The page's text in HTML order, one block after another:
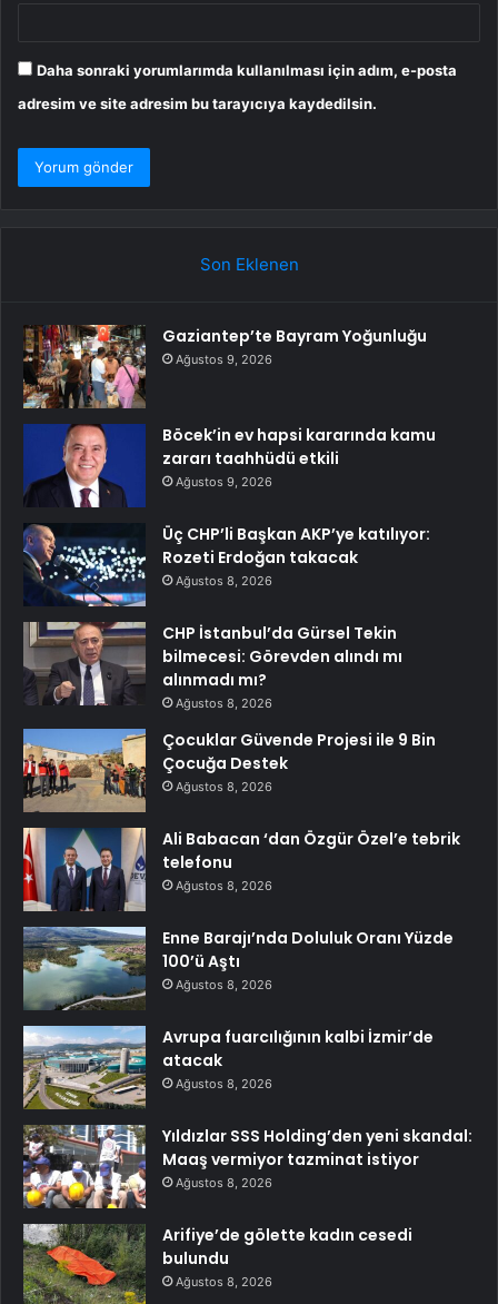
Daha sonraki yorumlarımda kullanılması için adım, e-posta
adresim ve site adresim bu tarayıcıya kaydedilsin.
Son Eklenen
Gaziantep’te Bayram Yoğunluğu
Ağustos 9, 2026
Böcek’in ev hapsi kararında kamu
zararı taahhüdü etkili
Ağustos 9, 2026
Üç CHP’li Başkan AKP’ye katılıyor:
Rozeti Erdoğan takacak
Ağustos 8, 2026
CHP İstanbul’da Gürsel Tekin
bilmecesi: Görevden alındı mı
alınmadı mı?
Ağustos 8, 2026
Çocuklar Güvende Projesi ile 9 Bin
Çocuğa Destek
Ağustos 8, 2026
Ali Babacan ‘dan Özgür Özel’e tebrik
telefonu
Ağustos 8, 2026
Enne Barajı’nda Doluluk Oranı Yüzde
100’ü Aştı
Ağustos 8, 2026
Avrupa fuarcılığının kalbi İzmir’de
atacak
Ağustos 8, 2026
Yıldızlar SSS Holding’den yeni skandal:
Maaş vermiyor tazminat istiyor
Ağustos 8, 2026
Arifiye’de gölette kadın cesedi
bulundu
Ağustos 8, 2026